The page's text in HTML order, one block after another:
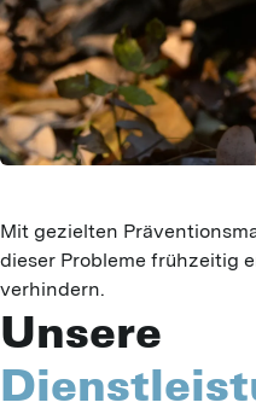
Mit gezielten
dieser Probleme frühzeitig
verhindern.
Unsere